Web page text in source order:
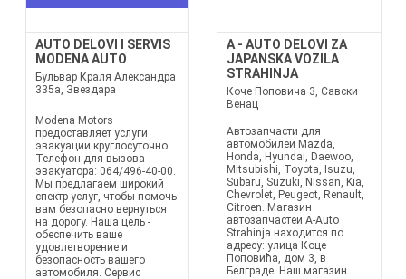
AUTO DELOVI I SERVIS
MODENA AUTO
Бульвар Краля Александра
335а, Звездара
Modena Motors
предоставляет услуги
эвакуации круглосуточно.
Телефон для вызова
эвакуатора: 064/496-40-00.
Мы предлагаем широкий
спектр услуг, чтобы помочь
вам безопасно вернуться
на дорогу. Наша цель -
обеспечить ваше
удовлетворение и
безопасность вашего
автомобиля. Сервис
A - AUTO DELOVI ZA
JAPANSKA VOZILA
STRAHINJA
Коче Поповича 3, Савски
Венац
Автозапчасти для
автомобилей Mazda,
Honda, Hyundai, Daewoo,
Mitsubishi, Toyota, Isuzu,
Subaru, Suzuki, Nissan, Kia,
Chevrolet, Peugeot, Renault,
Citroen. Магазин
автозапчастей A-Auto
Strahinja находится по
адресу: улица Коце
Поповића, дом 3, в
Белграде. Наш магазин